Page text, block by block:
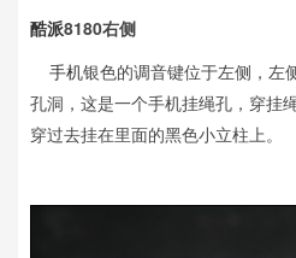
酷派8180右侧
手机银色的调音键位于左侧，左
孔洞，这是一个手机挂绳孔，穿挂
穿过去挂在里面的黑色小立柱上。